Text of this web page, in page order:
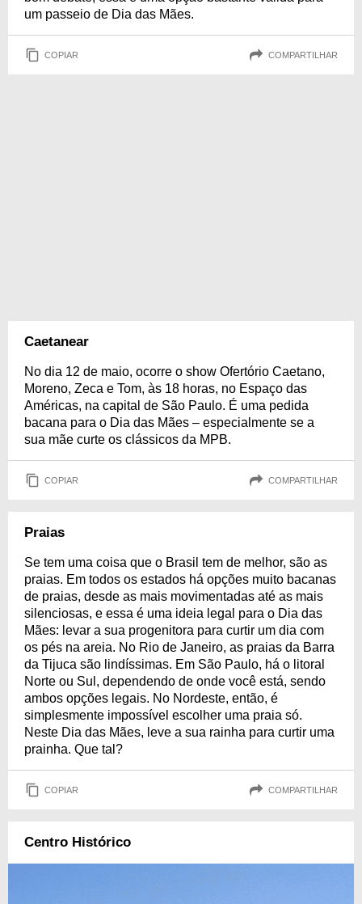
um passeio de Dia das Mães.
COPIAR COMPARTILHAR
Caetanear
No dia 12 de maio, ocorre o show Ofertório Caetano,
Moreno, Zeca e Tom, às 18 horas, no Espaço das
Américas, na capital de São Paulo. É uma pedida
bacana para o Dia das Mães – especialmente se a
sua mãe curte os clássicos da MPB.
COPIAR COMPARTILHAR
Praias
Se tem uma coisa que o Brasil tem de melhor, são as
praias. Em todos os estados há opções muito bacanas
de praias, desde as mais movimentadas até as mais
silenciosas, e essa é uma ideia legal para o Dia das
Mães: levar a sua progenitora para curtir um dia com
os pés na areia. No Rio de Janeiro, as praias da Barra
da Tijuca são lindíssimas. Em São Paulo, há o litoral
Norte ou Sul, dependendo de onde você está, sendo
ambos opções legais. No Nordeste, então, é
simplesmente impossível escolher uma praia só.
Neste Dia das Mães, leve a sua rainha para curtir uma
prainha. Que tal?
COPIAR COMPARTILHAR
Centro Histórico